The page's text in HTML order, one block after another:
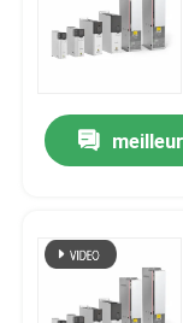
Convertisseur
Inverseur de
Inverseur